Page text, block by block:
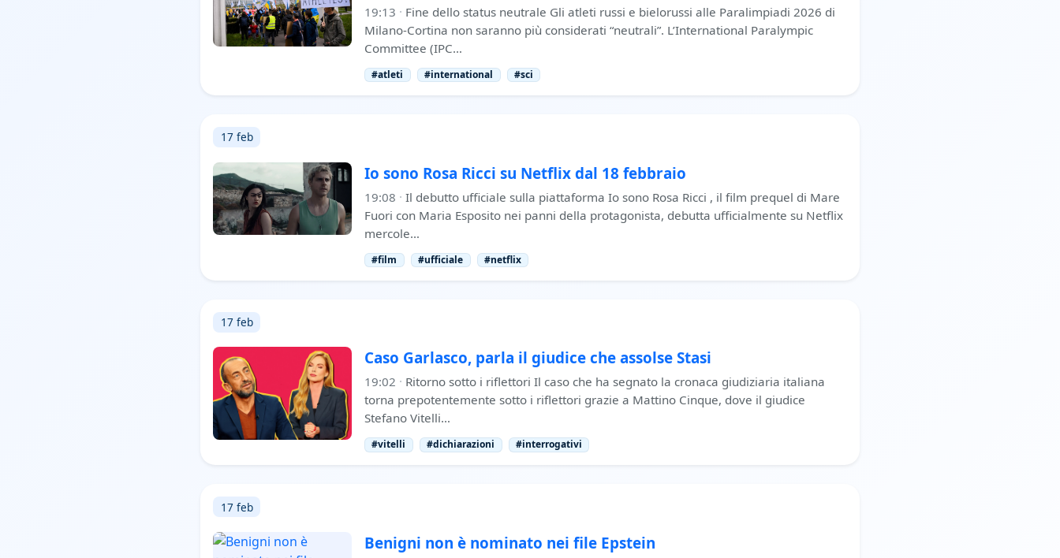
19:13 · Fine dello status neutrale Gli atleti russi e bielorussi alle Paralimpiadi 2026 di
Milano-Cortina non saranno più considerati “neutrali”. L’International Paralympic
Committee (IPC…
#atleti #international #sci
17 feb
Io sono Rosa Ricci su Netflix dal 18 febbraio
19:08 · Il debutto ufficiale sulla piattaforma Io sono Rosa Ricci , il film prequel di Mare
Fuori con Maria Esposito nei panni della protagonista, debutta ufficialmente su Netflix
mercole…
#film #ufficiale #netflix
17 feb
Caso Garlasco, parla il giudice che assolse Stasi
19:02 · Ritorno sotto i riflettori Il caso che ha segnato la cronaca giudiziaria italiana
torna prepotentemente sotto i riflettori grazie a Mattino Cinque, dove il giudice
Stefano Vitelli…
#vitelli #dichiarazioni #interrogativi
17 feb
Benigni non è nominato nei file Epstein